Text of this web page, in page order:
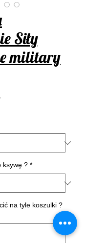
Siły
military
Cena
ksywę ? *
na tyle koszulki ?